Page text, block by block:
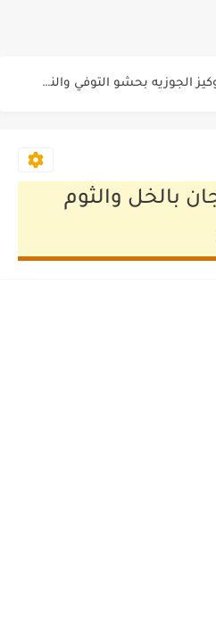
طريقة عمل بسكويت الزبدة الناعم الاصلي بالصور
طريقة عمل كوكيز زبدة الفول السوداني بطعم الاسنيكرز
طريقة عمل البيتيفور الناعم جدا بالصور والخطوات
بالخل والثوم